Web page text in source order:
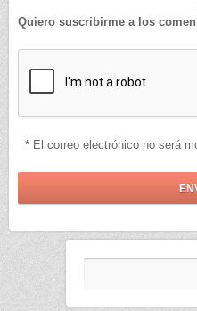
Quiero suscribirme a los
* El correo electrónico no será